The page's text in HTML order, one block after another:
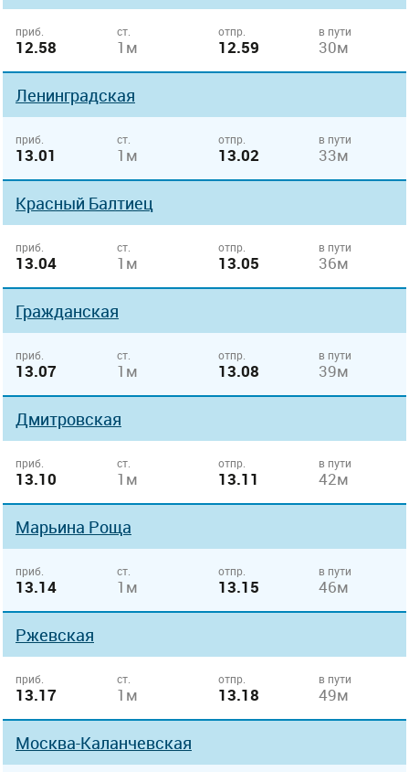
приб.
12.58
ст.
1м
отпр.
12.59
в пути
30м
Ленинградская
приб.
13.01
ст.
1м
отпр.
13.02
в пути
33м
Красный Балтиец
приб.
13.04
ст.
1м
отпр.
13.05
в пути
36м
Гражданская
приб.
13.07
ст.
1м
отпр.
13.08
в пути
39м
Дмитровская
приб.
13.10
ст.
1м
отпр.
13.11
в пути
42м
Марьина Роща
приб.
13.14
ст.
1м
отпр.
13.15
в пути
46м
Ржевская
приб.
13.17
ст.
1м
отпр.
13.18
в пути
49м
Москва-Каланчевская